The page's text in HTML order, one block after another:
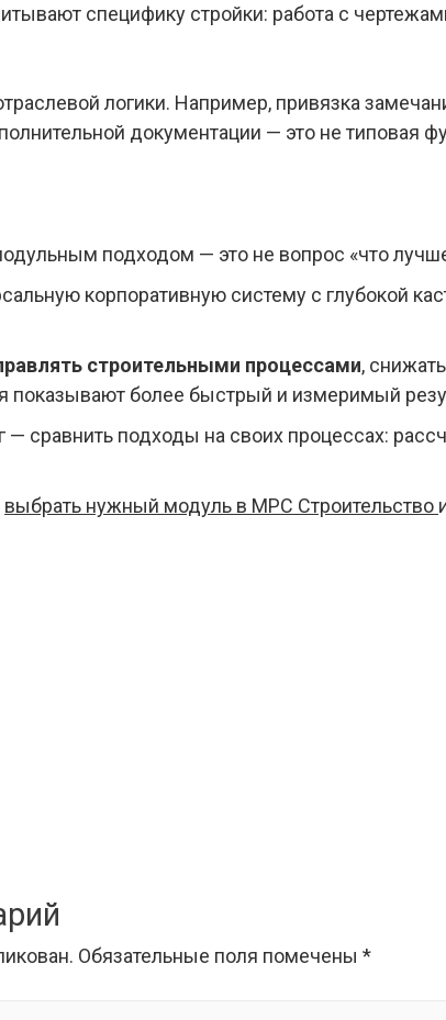
специфику стройки: работа с
логики. Например, привязка
документации — это не типовая
подходом — это не вопрос «что
корпоративную систему с глубокой
строительными процессами,
показывают более быстрый и измеримый
сравнить подходы на своих процессах:
выбрать нужный модуль в МРС Строительство
Обязательные поля помечены*